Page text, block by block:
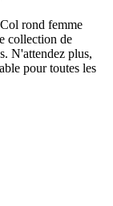
rond femme
collection de
N'attendez plus,
pour toutes les